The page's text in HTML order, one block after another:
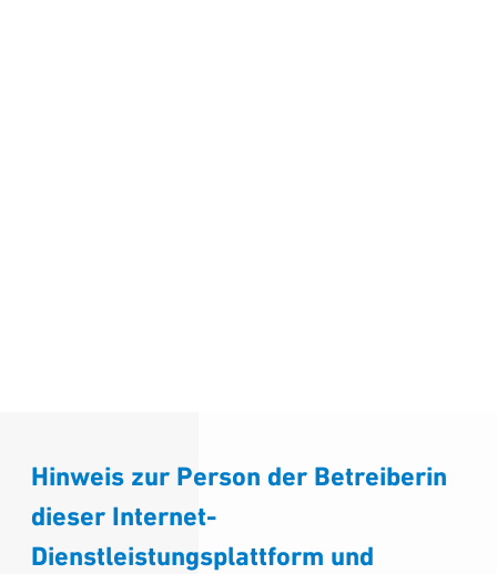
Hinweis zur Person der Betreiberin
dieser Internet-
Dienstleistungsplattform und